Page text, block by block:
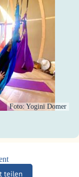
Foto: Yogini Domer
teilen